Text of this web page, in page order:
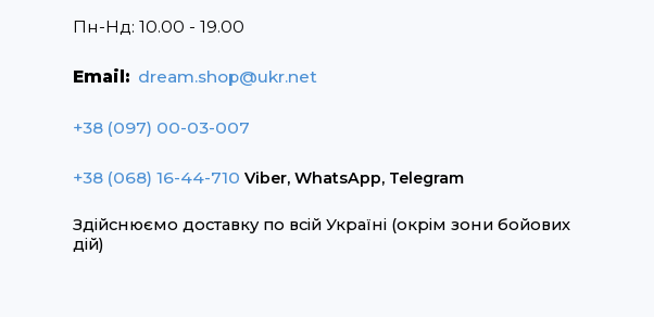
Пн-Нд: 10.00 - 19.00
Email: dream.shop@ukr.net
+38 (097) 00-03-007
+38 (068) 16-44-710 Viber, WhatsApp, Telegram
Здійснюємо доставку по всій Україні (окрім зони бойових
дій)